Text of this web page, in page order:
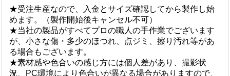
★受注生産なので、入金とサイズ確認してから製作し始
めます。（製作開始後キャンセル不可）
★当社の製品がすべてプロの職人の手作業でございます
が、小さな傷・多少のほつれ、点ジミ、擦り汚れ等があ
る場合もございます。
★素材感や色合いの感じ方には個人差があり、撮影状
況、PC環境により色合いが異なる場合がありますので、